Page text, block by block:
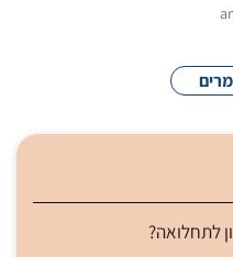
לתחלואה?